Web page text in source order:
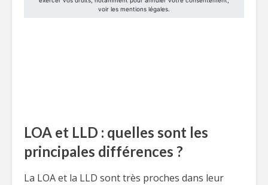
LOA et LLD : quelles sont les
principales différences ?
La LOA et la LLD sont très proches dans leur